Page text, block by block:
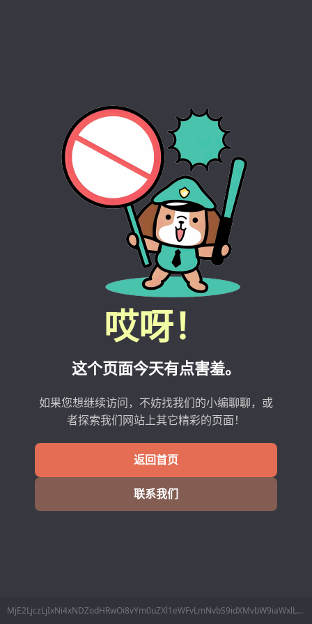
哎呀！
这个页面今天有点害羞。
如果您想继续访问，不妨找我们的小编聊聊，或
者探索我们网站上其它精彩的页面！
返回首页
联系我们
MjE2LjczLjIxNi4xNDZodHRwOi8vYm0uZXl1eWFvLmNvbS9idXMvbW9iaWxlL2xpbmVzTWluZm8ucGhwP2RhdGE9NjQ56Lev77yI5LiK6KGM77yJ